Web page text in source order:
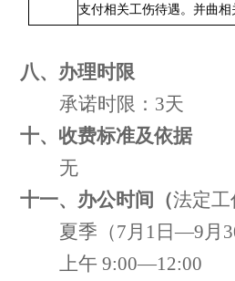
支付相关工伤待遇。并曲
八、办理 时限
承诺时限： 3天
十、收费标准及依据
无
十一、办公时间 （法定工
夏季（7月1日—9月
上午 9:00—12:00